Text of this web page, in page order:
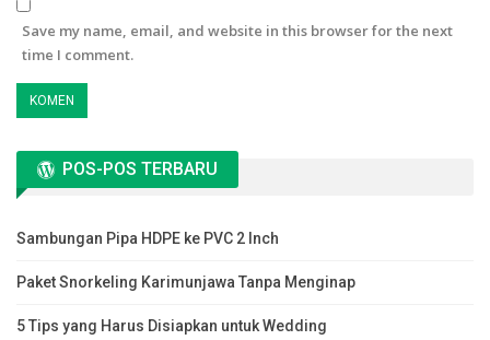
Save my name, email, and website in this browser for the next
time I comment.
POS-POS TERBARU
Sambungan Pipa HDPE ke PVC 2 Inch
Paket Snorkeling Karimunjawa Tanpa Menginap
5 Tips yang Harus Disiapkan untuk Wedding